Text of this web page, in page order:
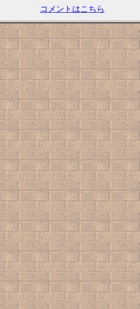
コメントはこちら